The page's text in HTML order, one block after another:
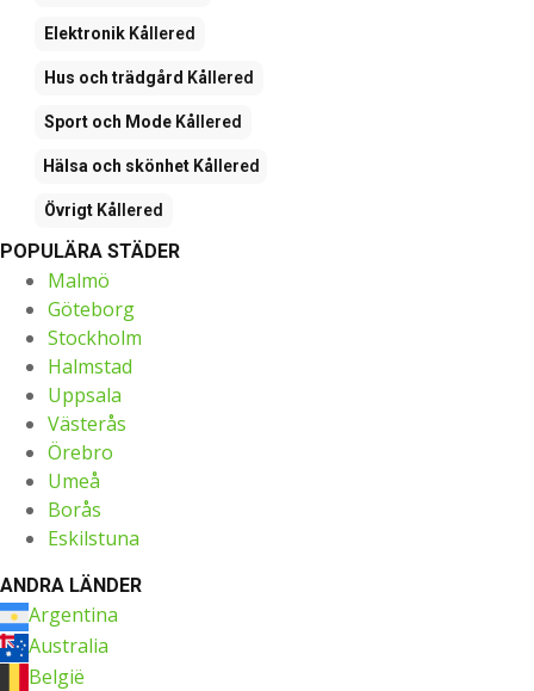
Elektronik Kållered
Hus och trädgård Kållered
Sport och Mode Kållered
Hälsa och skönhetKållered
Övrigt Kållered
POPULÄRA STÄDER
Malmö
Göteborg
Stockholm
Halmstad
Uppsala
Västerås
Örebro
Umeå
Borås
Eskilstuna
ANDRA LÄNDER
Argentina
Australia
België